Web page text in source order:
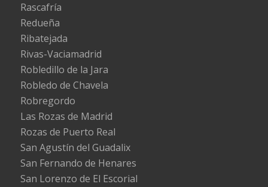
Rascafría
Redueña
Ribatejada
Rivas-Vaciamadrid
Robledillo de la Jara
Robledo de Chavela
Robregordo
Las Rozas de Madrid
Rozas de Puerto Real
San Agustín del Guadalix
San Fernando de Henares
San Lorenzo de El Escorial